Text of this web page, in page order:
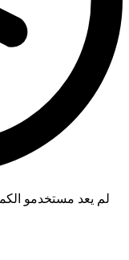
لم يعد مستخدمو